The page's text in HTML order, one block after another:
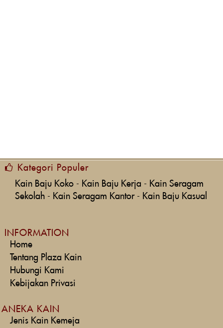
Kategori Populer
Kain Baju Koko - Kain Baju Kerja - Kain Seragam
Sekolah - Kain Seragam Kantor- Kain Baju Kasual
INFORMATION
Home
Tentang Plaza Kain
Hubungi Kami
Kebijakan Privasi
ANEKA KAIN
Jenis Kain Kemeja